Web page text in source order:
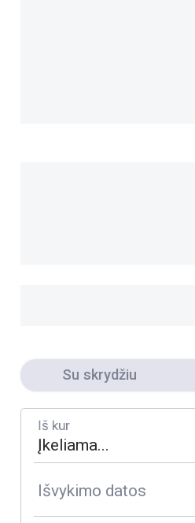
Su skrydžiu
Iš kur
Išvykimo datos